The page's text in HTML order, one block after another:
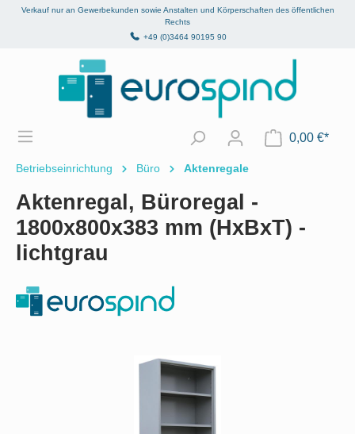
springen
Verkauf nur an Gewerbekunden sowie Anstalten und Körperschaften des öffentlichen
Rechts
+49 (0)3464 90195 90
0,00 €*
Betriebseinrichtung Büro Aktenregale
Aktenregal, Büroregal -
1800x800x383 mm (HxBxT) -
lichtgrau
Bildergalerie überspringen